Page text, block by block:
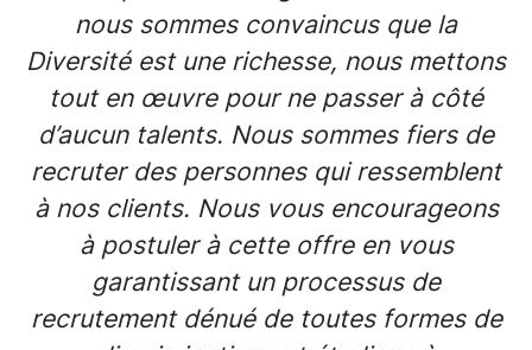
nous sommes convaincus que la
Diversité est une richesse, nous mettons
tout en œuvre pour ne passer à côté
d’aucun talents. Nous sommes fiers de
recruter des personnes qui ressemblent
à nos clients. Nous vous encourageons
à postuler à cette offre en vous
garantissant un processus de
recrutement dénué de toutes formes de